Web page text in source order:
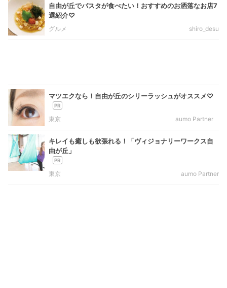
自由が丘でパスタが食べたい！おすすめのお洒落なお店7
選紹介♡
グルメ shiro_desu
マツエクなら！自由が丘のシリーラッシュがオススメ♡
東京 aumo Partner
キレイも癒しも欲張れる！「ヴィジョナリーワークス自
由が丘」
東京 aumo Partner